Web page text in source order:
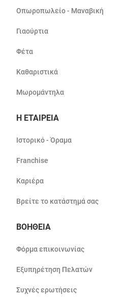
Οπωροπωλείο - Μαναβική
Γιαούρτια
Φέτα
Καθαριστικά
Μωρομάντηλα
Η ΕΤΑΙΡΕΙΑ
Ιστορικό - Όραμα
Franchise
Καριέρα
Βρείτε το κατάστημά σας
ΒΟΗΘΕΙΑ
Φόρμα επικοινωνίας
Εξυπηρέτηση Πελατών
Συχνές ερωτήσεις